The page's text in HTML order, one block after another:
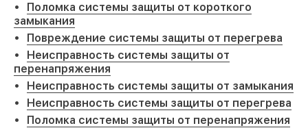
Поломка системы защиты от короткого
замыкания
Повреждение системы защиты от перегрева
Неисправность системы защиты от
перенапряжения
Неисправность системы защиты от замыкания
Неисправность системы защиты от перегрева
Поломка системы защиты от перенапряжения